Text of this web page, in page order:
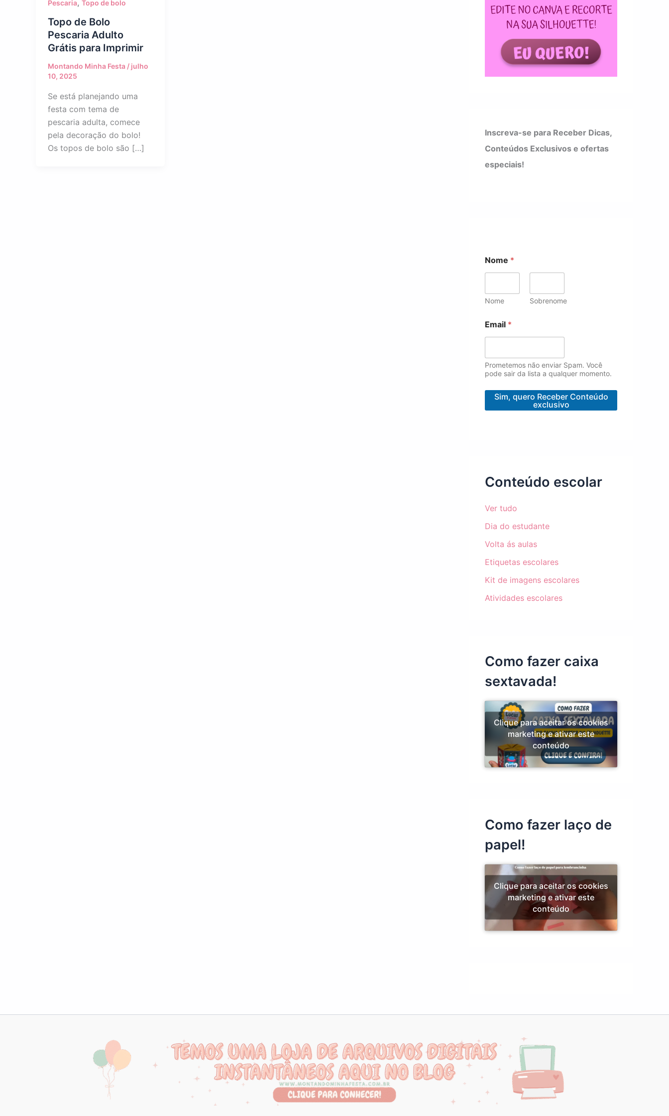
Pescaria, Topo de bolo
Topo de Bolo
Pescaria Adulto
Grátis para Imprimir
Montando Minha Festa / julho
10, 2025
Se está planejando uma
festa com tema de
pescaria adulta, comece
pela decoração do bolo!
Os topos de bolo são […]
Inscreva-se para Receber Dicas,
Conteúdos Exclusivos e ofertas
especiais!
m
a
l
E
a
i
l
m
a
i
Nome *
Nome Sobrenome
Email *
Prometemos não enviar Spam. Você
pode sair da lista a qualquer momento.
Sim, quero Receber Conteúdo
exclusivo
Conteúdo escolar
Ver tudo
Dia do estudante
Volta ás aulas
Etiquetas escolares
Kit de imagens escolares
Atividades escolares
Como fazer caixa
sextavada!
Clique para aceitar os cookies
marketing e ativar este
conteúdo
Como fazer laço de
papel!
Clique para aceitar os cookies
marketing e ativar este
conteúdo